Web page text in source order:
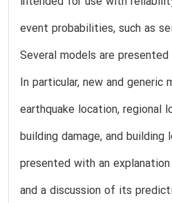
event probabilities, such as
Several models are
In particular, new and generic
earthquake location, regional
building damage, and building
presented with an
and a discussion of its